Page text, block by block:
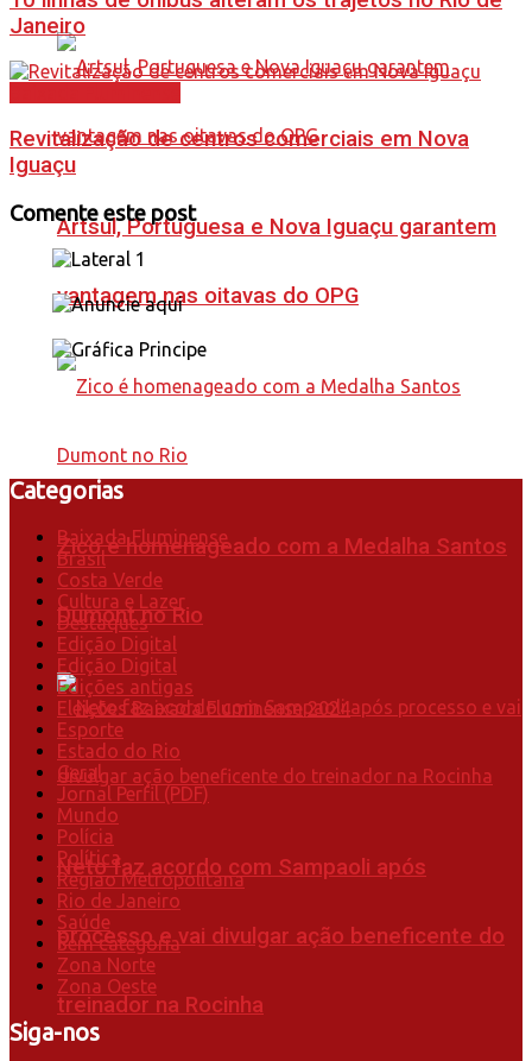
Artsul, Portuguesa e Nova Iguaçu garantem
vantagem nas oitavas do OPG
Zico é homenageado com a Medalha Santos
Dumont no Rio
Neto faz acordo com Sampaoli após
processo e vai divulgar ação beneficente do
treinador na Rocinha
Janeiro
Revitalização de centros comerciais em Nova
Iguaçu
Comente este post
Categorias
Baixada Fluminense
Brasil
Costa Verde
Cultura e Lazer
Destaques
Edição Digital
Edição Digital
Edições antigas
Eleições Baixada Fluminense 2024
Esporte
Estado do Rio
Geral
Jornal Perfil (PDF)
Mundo
Polícia
Política
Região Metropolitana
Rio de Janeiro
Saúde
Sem categoria
Zona Norte
Zona Oeste
Siga-nos